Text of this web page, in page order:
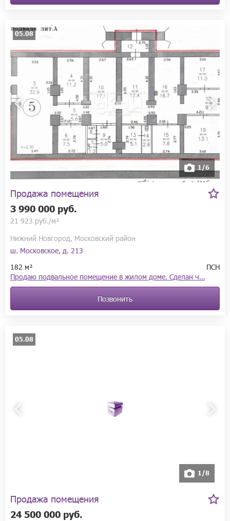
05.08
1/6
Продажа помещения
3 990 000 руб.
21 923 руб./м²
Нижний Новгород, Московский район
ш. Московское, д. 213
182 м²
ПСН
Продаю подвальное помещение в жилом доме. Сделан ч…
Позвонить
05.08
1/8
Продажа помещения
24 500 000 руб.